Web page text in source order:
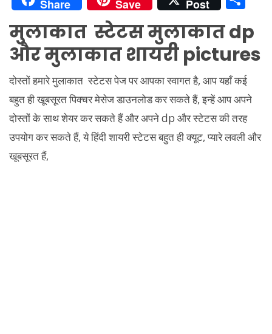
at
s
A
p
p
e
gr
a
m
itt
er
d
di
t
er
e
st
p
y
Li
n
k
ai
l
k
e
dI
n
Share Save Post
ar
e
मुलाकात स्टेटस मुलाकात dp
और मुलाकात शायरी pictures
दोस्तों हमारे मुलाकात स्टेटस पेज पर आपका स्वागत है, आप यहाँ कई
बहुत ही खूबसूरत पिक्चर मेसेज डाउनलोड कर सकते हैं, इन्हें आप अपने
दोस्तों के साथ शेयर कर सकते हैं और अपने dp और स्टेटस की तरह
उपयोग कर सकते हैं, ये हिंदी शायरी स्टेटस बहुत ही क्यूट, प्यारे लवली और
खूबसूरत हैं,